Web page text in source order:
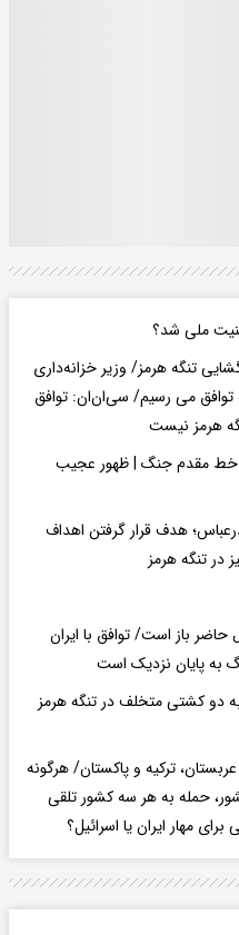
ملی شد؟
تنگه هرمز/ وزیر خزانه‌داری
توافق می رسیم/ سی‌ان‌ان: توافق
هرمز نیست
خط مقدم جنگ | ظهور عجیب
هدف قرار گرفتن اهداف
تنگه هرمز
حاضر باز است/ توافق با ایران
به پایان نزدیک است
دو کشتی متخلف در تنگه هرمز
ترکیه و پاکستان/ هرگونه
مسلحانه علیه هر یک از 3 کشور، حمله به هر سه کشور تلقی
مهار ایران یا اسرائیل؟